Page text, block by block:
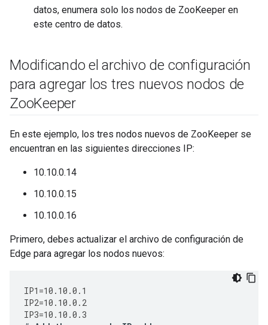
datos, enumera solo los nodos de ZooKeeper en
este centro de datos.
Modificando el archivo de configuración
para agregar los tres nuevos nodos de
ZooKeeper
En este ejemplo, los tres nodos nuevos de ZooKeeper se
encuentran en las siguientes direcciones IP:
10.10.0.14
10.10.0.15
10.10.0.16
Primero, debes actualizar el archivo de configuración de
Edge para agregar los nodos nuevos:
IP1 =10.10.0.1
IP2=10.10.0.2
IP3=10.10.0.3